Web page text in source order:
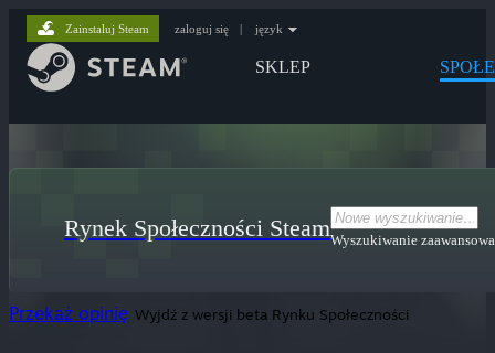
SKLEP
Zainstaluj Steam zaloguj się | język
Rynek Społeczności SteamWyszukiwanie
Przekaż opinię Wyjdź z wersji beta Rynku Społeczności